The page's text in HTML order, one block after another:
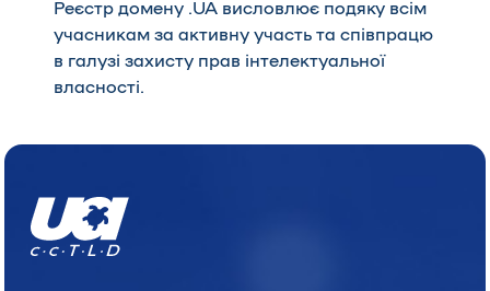
Реєстр домену .UA висловлює подяку всім
учасникам за активну участь та співпрацю
в галузі захисту прав інтелектуальної
власності.